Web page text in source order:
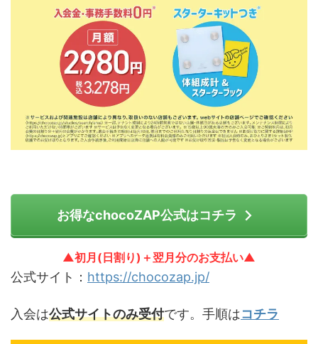
お得なchocoZAP公式はコチラ
▲初月(日割り)＋翌月分のお支払い▲
公式サイト： https://chocozap.jp/
入会は公式サイトのみ受付です。手順はコチラ